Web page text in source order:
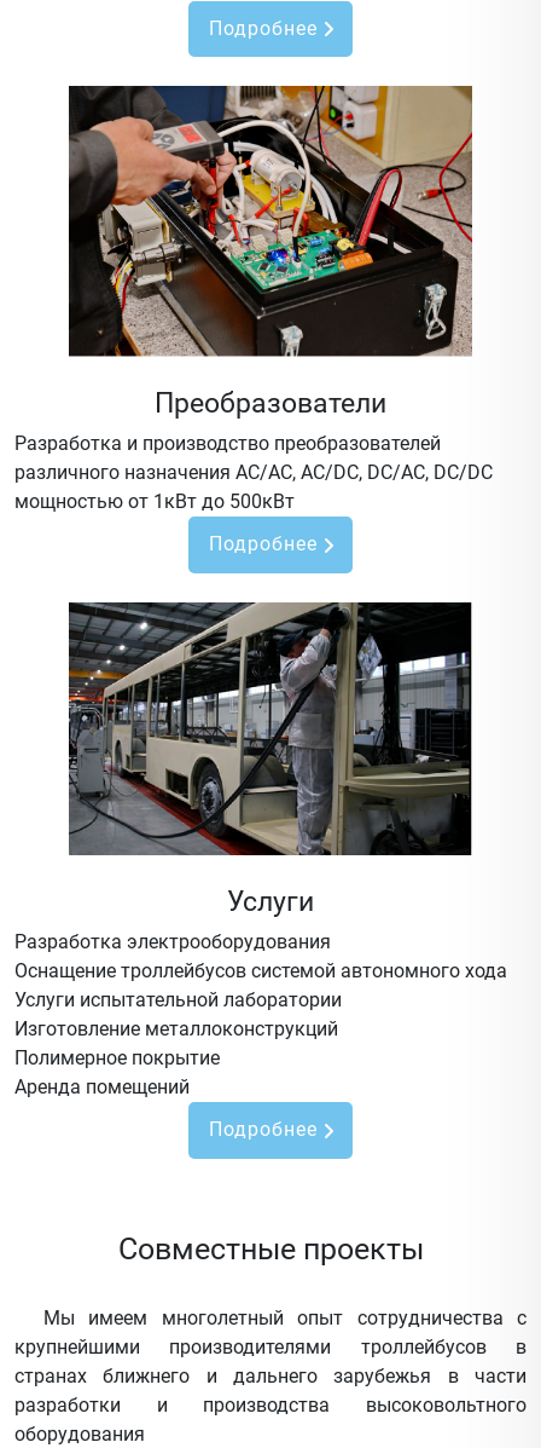
Подробнее
Преобразователи
Разработка и производство преобразователей
различного назначения AC/AC, AC/DC, DC/AC, DC/DC
мощностью от 1кВт до 500кВт
Подробнее
Услуги
Разработка электрооборудования
Оснащение троллейбусов системой автономного хода
Услуги испытательной лаборатории
Изготовление металлоконструкций
Полимерное покрытие
Аренда помещений
Подробнее
Совместные проекты
Мы имеем многолетный опыт сотрудничества с
крупнейшими производителями троллейбусов в
странах ближнего и дальнего зарубежья в части
разработки и производства высоковольтного
оборудования